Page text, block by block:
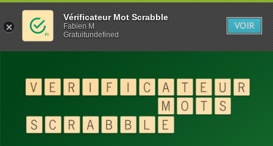
Vérificateur Mot Scrabble
Fabien M
Gratuitundefined
VOIR